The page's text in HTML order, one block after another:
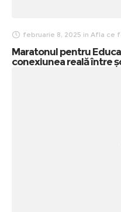
februarie 8, 2025 in Afla ce
Maratonul pentru
conexiunea reală între